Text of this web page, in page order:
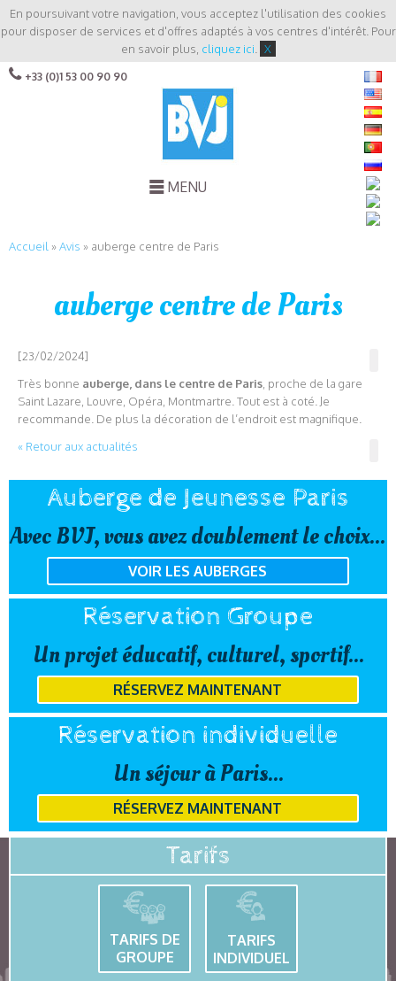
En poursuivant votre navigation, vous acceptez l'utilisation des cookies
pour disposer de services et d'offres adaptés à vos centres d'intérêt. Pour
en savoir plus, cliquez ici X
+33 (0)1 53 00 90 90
MENU
Accueil »Avis » auberge centre de Paris
auberge centre de Paris
[23/02/2024]
Très bonne auberge, dans le centre de Paris, proche de la gare
Saint Lazare, Louvre, Opéra, Montmartre. Tout est à coté. Je
recommande. De plus la décoration de l’endroit est magnifique.
« Retour aux actualités
Auberge de Jeunesse Paris
Avec BVJ, vous avez doublement le choix...
VOIR LES AUBERGES
Réservation Groupe
Un projet éducatif, culturel, sportif...
RÉSERVEZ MAINTENANT
Réservation individuelle
Un séjour à Paris...
RÉSERVEZ MAINTENANT
Tarifs
TARIFS DE
GROUPE
TARIFS
INDIVIDUEL